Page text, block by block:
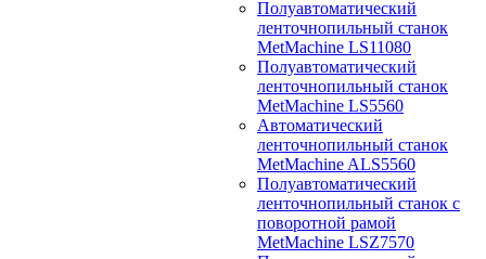
Полуавтоматический
ленточнопильный станок
MetMachine LS11080
Полуавтоматический
ленточнопильный станок
MetMachine LS5560
Автоматический
ленточнопильный станок
MetMachine ALS5560
Полуавтоматический
ленточнопильный станок с
поворотной рамой
MetMachine LSZ7570